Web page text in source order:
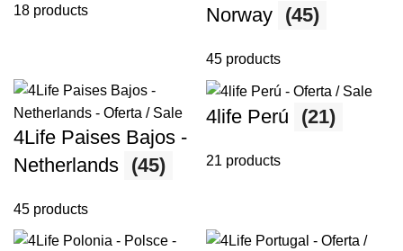
18 products
Norway (45)
45 products
4Life Paises Bajos -
Netherlands (45)
45 products
4life Perú (21)
21 products